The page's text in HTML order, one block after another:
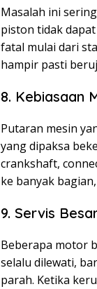
Masalah ini
piston tidak
fatal mulai dari
hampir pasti
8. Kebiasaan
Putaran mesin
yang dipaksa
crankshaft,
ke banyak
9. Servis
Beberapa motor
selalu dilewati,
parah. Ketika